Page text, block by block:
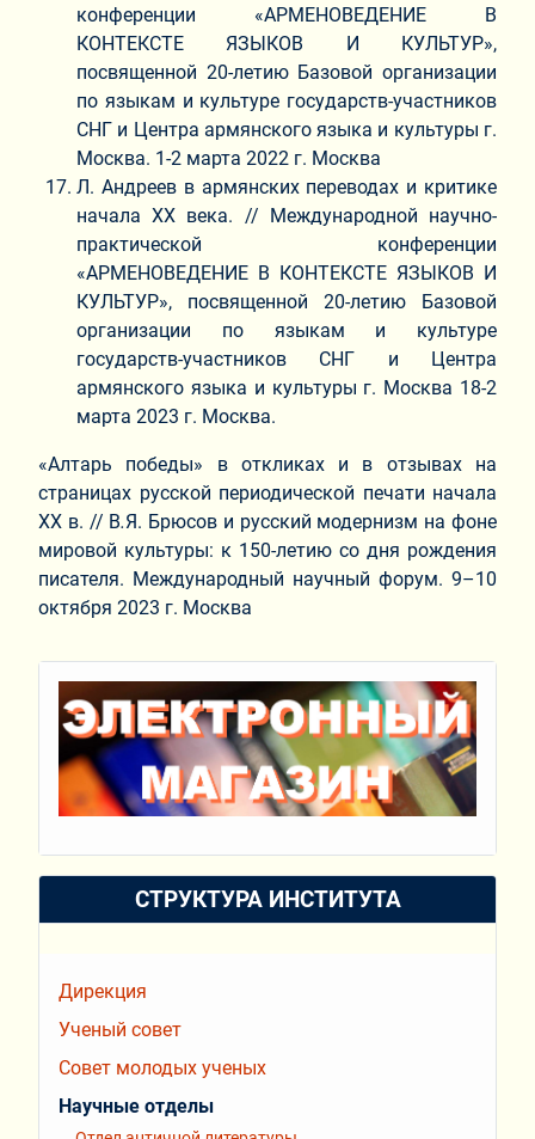
конференции «АРМЕНОВЕДЕНИЕ В
КОНТЕКСТЕ ЯЗЫКОВ И КУЛЬТУР»,
посвященной 20-летию Базовой организации
по языкам и культуре государств-участников
СНГ и Центра армянского языка и культуры г.
Москва. 1-2 марта 2022 г. Москва
Л. Андреев в армянских переводах и критике
начала XX века. // Международной научно-
практической конференции
«АРМЕНОВЕДЕНИЕ В КОНТЕКСТЕ ЯЗЫКОВ И
КУЛЬТУР», посвященной 20-летию Базовой
организации по языкам и культуре
государств-участников СНГ и Центра
армянского языка и культуры г. Москва 18-2
марта 2023 г. Москва.
«Алтарь победы» в откликах и в отзывах на
страницах русской периодической печати начала
XX в. // В.Я. Брюсов и русский модернизм на фоне
мировой культуры: к 150-летию со дня рождения
писателя. Международный научный форум. 9–10
октября 2023 г. Москва
СТРУКТУРА ИНСТИТУТА
Дирекция
Ученый совет
Совет молодых ученых
Научные отделы